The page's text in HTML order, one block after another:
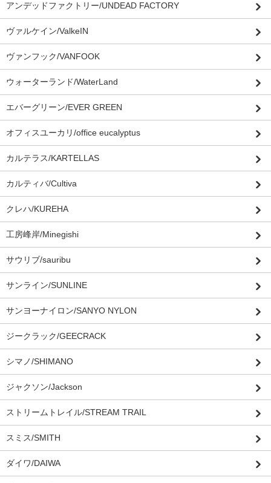
アンデッドファクトリー/UNDEAD FACTORY
ヴァルケイン/ValkeIN
ヴァンフック/VANFOOK
ウォーターランド/WaterLand
エバーグリーン/EVER GREEN
オフィスユーカリ/office eucalyptus
カルテラス/KARTELLAS
カルティバ/Cultiva
クレハ/KUREHA
工房峰岸/Minegishi
サウリブ/sauribu
サンライン/SUNLINE
サンヨーナイロン/SANYO NYLON
ジークラック/GEECRACK
シマノ/SHIMANO
ジャクソン/Jackson
ストリームトレイル/STREAM TRAIL
スミス/SMITH
ダイワ/DAIWA